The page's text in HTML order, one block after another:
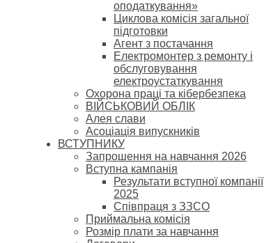
оподаткування»
Циклова комісія загальної
підготовки
Агент з постачання
Електромонтер з ремонту і
обслуговування
електроустаткування
Охорона праці та кібербезпека
ВІЙСЬКОВИЙ ОБЛІК
Алея слави
Асоціація випускників
ВСТУПНИКУ
Запрошення на навчання 2026
Вступна кампанія
Результати вступної компанії
2025
Співпраця з ЗЗСО
Приймальна комісія
Розмір плати за навчання